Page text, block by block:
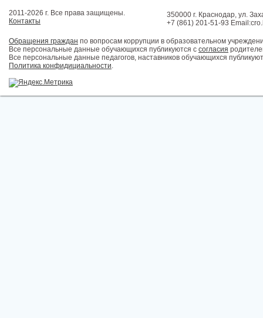
2011-2026 г. Все права защищены.
Контакты
350000 г. Краснодар, ул.
+7 (861) 201-51-93
Обращения граждан по вопросам коррупции в образовательном
Все персональные данные обучающихся публикуются с согласия
Все персональные данные педагогов, наставников обучающихся
Политика конфидициальности.